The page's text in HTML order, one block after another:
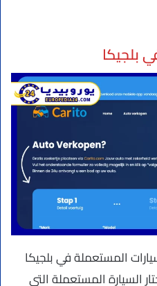
المستعملة في بلجيكا
السيارة المستعملة التي